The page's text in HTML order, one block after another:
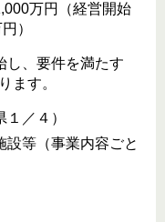
万円（経営開始
）
要件を満たす
ます。
／４）
設等（事業内容ごと